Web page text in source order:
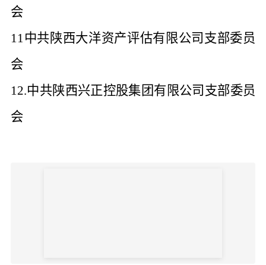
会
11中共陕西大洋资产评估有限公司支部委员
会
12.中共陕西兴正控股集团有限公司支部委员
会